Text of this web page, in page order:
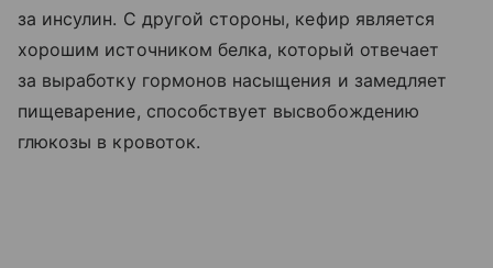
за инсулин. С другой стороны, кефир является
хорошим источником белка, который отвечает
за выработку гормонов насыщения и замедляет
пищеварение, способствует высвобождению
глюкозы в кровоток.